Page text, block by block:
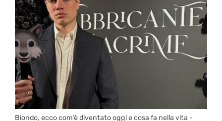
Biondo, ecco com’è diventato oggi e cosa fa nella vita -